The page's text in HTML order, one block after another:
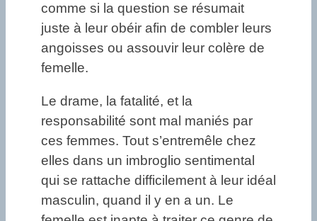
comme si la question se résumait
juste à leur obéir afin de combler leurs
angoisses ou assouvir leur colère de
femelle.
Le drame, la fatalité, et la
responsabilité sont mal maniés par
ces femmes. Tout s’entremêle chez
elles dans un imbroglio sentimental
qui se rattache difficilement à leur idéal
masculin, quand il y en a un. Le